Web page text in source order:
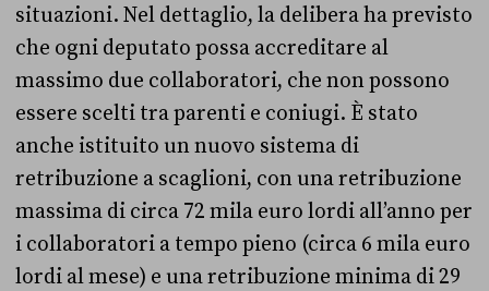
situazioni. Nel dettaglio, la delibera ha previsto
che ogni deputato possa accreditare al
massimo due collaboratori, che non possono
essere scelti tra parenti e coniugi. È stato
anche istituito un nuovo sistema di
retribuzione a scaglioni, con una retribuzione
massima di circa 72 mila euro lordi all’anno per
i collaboratori a tempo pieno (circa 6 mila euro
lordi al mese) e una retribuzione minima di 29